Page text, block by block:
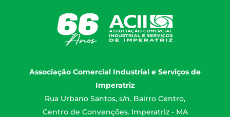
Associação Comercial Industrial e Serviços de
Imperatriz
Rua Urbano Santos, s/n. Bairro Centro,
Centro de Convenções. Imperatriz - MA